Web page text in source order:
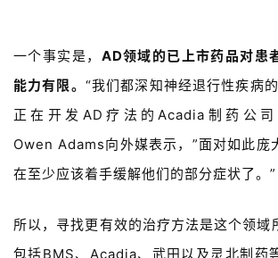
首
页
讯
一个事实是， AD领域的已上市药品对患
能力有限。 “我们都深知神经退行性疾病
正在开发 AD 疗法 的Acadia制药公司
Owen Adams向外媒表示，”面对如此庞
在至少应该着手缓解他们的部分症状了。”
所以 ， 寻找更有效的治疗方法是这个领域
包括BMS、 Acadia、 武田 以及灵北制药